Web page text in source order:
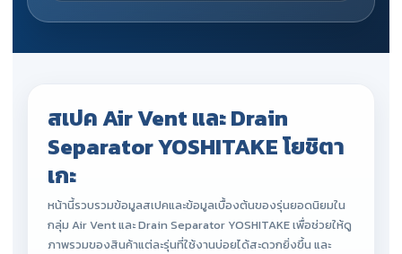
สเปค Air Vent และ Drain
Separator YOSHITAKE โยชิตา
เกะ
หน้านี้รวบรวมข้อมูลสเปคและข้อมูลเบื้องต้นของรุ่นยอดนิยมใน
กลุ่ม Air Vent และ Drain Separator YOSHITAKE เพื่อช่วยให้ดู
ภาพรวมของสินค้าแต่ละรุ่นที่ใช้งานบ่อยได้สะดวกยิ่งขึ้น และ